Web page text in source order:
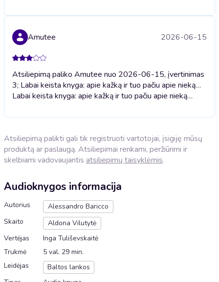
Amutee 2026-06-15
Atsiliepimą paliko Amutee nuo 2026-06-15, įvertinimas
3; Labai keista knyga: apie kažką ir tuo pačiu apie nieką…
Labai keista knyga: apie kažką ir tuo pačiu apie nieką…
Atsiliepimą palikti gali tik registruoti vartotojai, įsigiję mūsų
produktą ar paslaugą. Atsiliepimai renkami, peržiūrimi ir
skelbiami vadovaujantis atsiliepimų taisyklėmis.
Audioknygos informacija
Autorius
Alessandro Baricco
Skaito
Aldona Vilutytė
Vertėjas
Inga Tuliševskaitė
Trukmė
5 val. 29 min.
Leidėjas
Baltos lankos